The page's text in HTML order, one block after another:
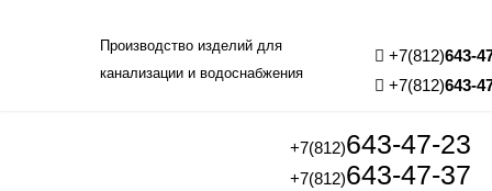
Производство изделий для
канализации и водоснабжения
+7(812)643-
+7(812)643-
+7(812)643-47-23
+7(812)643-47-37